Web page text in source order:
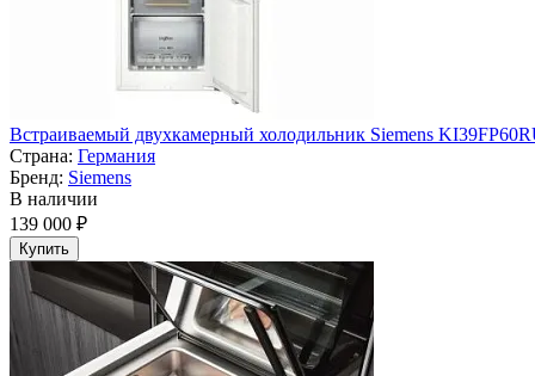
Встраиваемый двухкамерный холодильник Siemens
Страна: Германия
Бренд: Siemens
В наличии
139 000 ₽
Купить